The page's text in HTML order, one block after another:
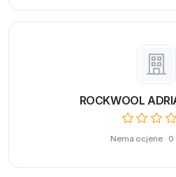
ROCKWOOL
Nema ocjene ·